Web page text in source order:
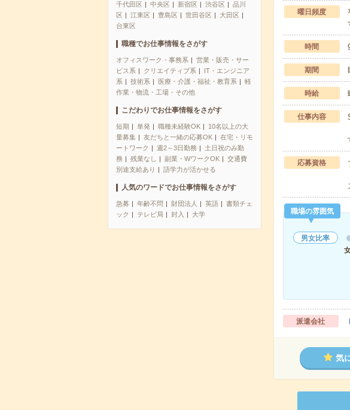
千代田区 中央区 新宿区 渋谷区
品川
区
江東区 豊島区 世田谷区
大田区
台東区
職種でお仕事情報をさがす
オフィスワーク・事務系
営業・販売・サー
ビス系
クリエイティブ系
IT・エンジニア
系
技術系 医療・介護・福祉・教育系
軽
作業・物流・工場・その他
こだわりでお仕事情報をさがす
短期 単発 職種未経験OK
10名以上の大
量募集
友だちと一緒の応募OK
在宅・リモ
ートワーク
週2～3日勤務
土日祝のみ勤
務
残業なし 副業・WワークOK
交通費
別途支給あり
語学力が活かせる
人気のワードでお仕事情報をさがす
急募 年齢不問 財団法人 英語
書類チェ
ック
テレビ局 封入 大学
曜日頻度
時間
期間
時給
仕事内容
応募資格
職場の雰囲気
男女比率
派遣会社
気